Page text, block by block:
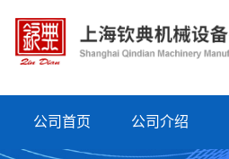
公司首页 公司介绍